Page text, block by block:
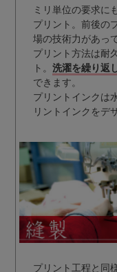
ミリ単位の要求に
プリント。前後の
場の技術力があっ
プリント方法は耐
ト。 洗濯を繰り返
できます。
プリントインクは
リントインクをデ
プリント工程と同